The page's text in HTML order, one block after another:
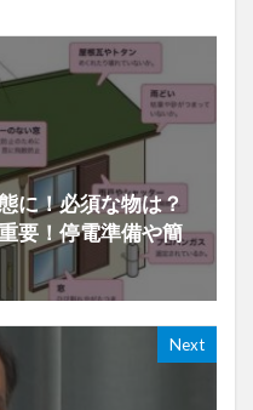
に！必須な物は？
要！停電準備や簡
Next